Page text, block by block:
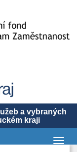
a vybraných
kraji